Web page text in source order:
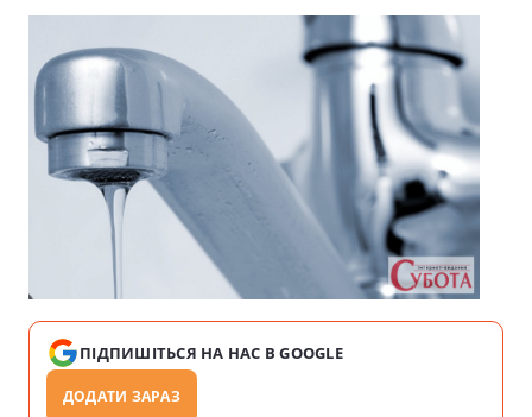
ПІДПИШІТЬСЯ НА НАС В GOOGLE
ДОДАТИ ЗАРАЗ